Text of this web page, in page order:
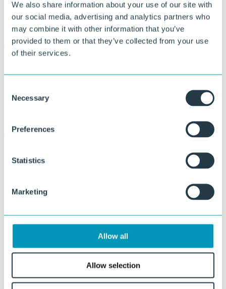
We also share information about your use of our site with
our social media, advertising and analytics partners who
may combine it with other information that you’ve
provided to them or that they’ve collected from your use
of their services.
Selection
Necessary
Preferences
Statistics
Marketing
Allow all
Allow selection
Eenvoudige montage
De strips zijn snel en gemakkelijk door het hekwerk te vlechten.
Onderhoudsvriendelijk
onderhoud.
De kunststof strips rotten en splinteren niet en zijn bestand tegen
Circulair
Ekoshield wordt geproduceerd van gerecycled kunststof en is na
haar lange levensduur volledig recyclebaar.